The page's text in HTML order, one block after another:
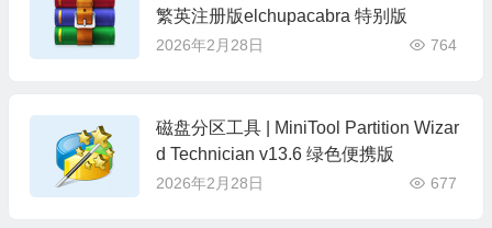
繁英注册版elchupacabra 特别版
2026年2月28日 764
磁盘分区工具 | MiniTool Partition Wizar
d Technician v13.6 绿色便携版
2026年2月28日 677